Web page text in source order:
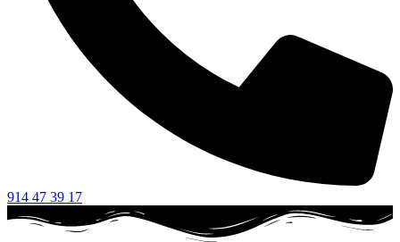
914 47 39 17